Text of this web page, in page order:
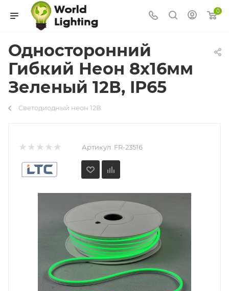
0
Односторонний
Гибкий Неон 8х16мм
Зеленый 12В, IP65
Светодиодный неон 12В
Артикул: FR-23516